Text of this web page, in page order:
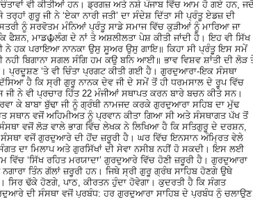
ਵੀ ਕੀਤੀਆਂ ਹਨ। ਡ੍ਰਗਜ਼ ਅਤੇ ਨਸ਼ੇ ਪੰਜਾਬ ਵਿੱਚ ਆਮ ਹੋ ਗਏ ਹਨ,
ਗੁਰੂ ਜੀ ਨੇ ‘ਏਕਾ ਨਾਰੀ ਜਤੀ’ ਦਾ ਸੰਦੇਸ਼ ਦਿੱਤਾ ਸੀ ਪ੍ਰੰਤੂ ਏਡਜ਼ ਦੀ
ਨੂੰ ਸਰਵੋਤਮ ਮੰਨਿਆਂ ਪ੍ਰੰਤੂ ਸਾਡੇ ਸਮਾਜ ਵਿੱਚ ਕੁੜੀਆਂ ਨੂੰ ਮਾਰਿਆ ਜਾ
ਫੈਸ਼ਨ, ਮਾਡ☬ਲੰਗ ਦੇ ਨਾਂ ਤੇ ਅਸ਼ਲੀਲਤਾ ਪੇਸ਼ ਕੀਤੀ ਜਾਂਦੀ ਹੈ। ਇਹ ਵੀ ਸਿੱਖ
ਨੇ ਹਕ ਪਰਾਇਆ ਨਾਨਕਾ ਉਸੁ ਸੂਅਰ ਉਸੁ ਗਾਇ॥ ਕਿਹਾ ਸੀ ਪ੍ਰੰਤੂ ਇਸ ਸਮੇਂ
ਨਹੀ ਬਿਗਾਨਾ ਸਗਲ ਸੰਗਿ ਹਮ ਕਉ ਬਨਿ ਆਈ॥ ਭਾਵ ਵਿਸ਼ਵ ਸ਼ਾਂਤੀ ਦੀ ਲੋੜ
ਪ੍ਰਦੂਸ਼ਣ ‘ਤੇ ਵੀ ਚਿੰਤਾ ਪ੍ਰਗਟ ਕੀਤੀ ਗਈ ਹੈ। ਗੁਰਦੁਆਰਾ-ਇਕ ਸੰਸਥਾ
ਹੈ ਕਿ ਸ੍ਰੀ ਗੁਰੂ ਨਾਨਕ ਦੇਵ ਜੀ ਦੇ ਸਮੇਂ ਤੋਂ ਹੀ ਧਰਮਸਾਲ ਦੇ ਰੂਪ ਵਿੱਚ
ਨੇ ਵੀ ਪ੍ਰਚਾਰ ਹਿੱਤ 22 ਮੰਜੀਆਂ ਸਥਾਪਤ ਕਰਨ ਬਾਰੇ ਬਚਨ ਕੀਤੇ ਸਨ।
ਕੇ ਬਾਬਾ ਬੁੱਢਾ ਜੀ ਨੂੰ ਗ੍ਰੰਥੀ ਨਾਮਜਦ ਕਰਕੇ ਗੁਰਦੁਆਰਾ ਸਹਿਬ ਦਾ ਮੁੱਢ
ਸਥਾਨ ਵਜੋਂ ਅਹਿਮੀਅਤ ਨੂੰ ਪ੍ਰਵਾਨ ਕੀਤਾ ਗਿਆ ਸੀ ਅਤੇ ਸੰਸਥਾਗਤ ਪੱਖ ਤੋਂ
ਵਜੋਂ ਲੋੜ ਵਾਲੇ ਭਾਗ ਵਿੱਚ ਲੇਖਕ ਨੇ ਲਿਖਿਆ ਹੈ ਕਿ ਸਤਿਗੁਰੂ ਦੇ ਦਰਸ਼ਨ,
ਵਜੋਂ ਗੁਰਦੁਆਰੇ ਦੀ ਹੋਂਦ ਜ਼ਰੂਰੀ ਹੈ। ਘਰ ਵਿੱਚ ਇਨਸਾਨ ਅੰਮਿ੍ਰਤ ਵੇਲੇ
ਦਾ ਮਿਲਾਪ ਅਤੇ ਗੁਰਸਿੱਖਾਂ ਦੀ ਸੇਵਾ ਨਸੀਬ ਨਹੀਂ ਹੋ ਸਕਦੀ। ਇਸ ਲਈ
‘ਸਿੱਖ ਰਹਿਤ ਮਰਯਾਦਾ’ ਗੁਰਦੁਆਰੇ ਵਿੱਚ ਹੋਣੀ ਜ਼ਰੂਰੀ ਹੈ। ਗੁਰਦੁਆਰਾ
ਤਿੰਨ ਗੱਲਾਂ ਜ਼ਰੂਰੀ ਹਨ। ਜਿਥੇ ਸ੍ਰੀ ਗੁਰੂ ਗ੍ਰੰਥ ਸਾਹਿਬ ਹੋਣਗੇ ਉਥੇ
ਸਿਰ ਢੱਕੇ ਹੋਣਗੇ, ਪਾਠ, ਕੀਰਤਨ ਹੁੰਦਾ ਹੋਵੇਗਾ। ਕੁਦਰਤੀ ਹੈ ਕਿ ਸੰਗਤ
ਦੀ ਸੰਸਥਾ ਵਜੋਂ ਪ੍ਰਬੰਧ: ਹਰ ਗੁਰਦੁਆਰਾ ਸਾਹਿਬ ਦੇ ਪ੍ਰਬੰਧ ਨੂੰ ਚਲਾਉਣ